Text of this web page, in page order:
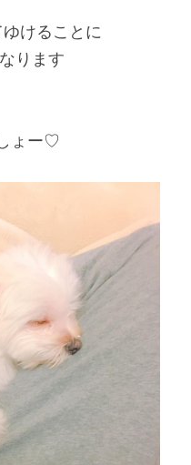
けることに
ります
ょー♡